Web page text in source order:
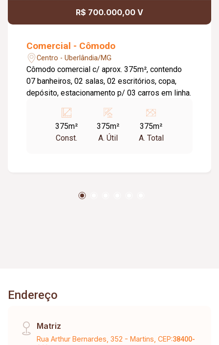
R$ 700.000,00 V
Comercial - Cômodo
Centro - Uberlândia/MG
Cômodo comercial c/ aprox. 375m², contendo
07 banheiros, 02 salas, 02 escritórios, copa,
depósito, estacionamento p/ 03 carros em linha.
375m²
Const.
375m²
A. Útil
375m²
A. Total
Endereço
Matriz
Rua Arthur Bernardes, 352 - Martins, CEP:38400-